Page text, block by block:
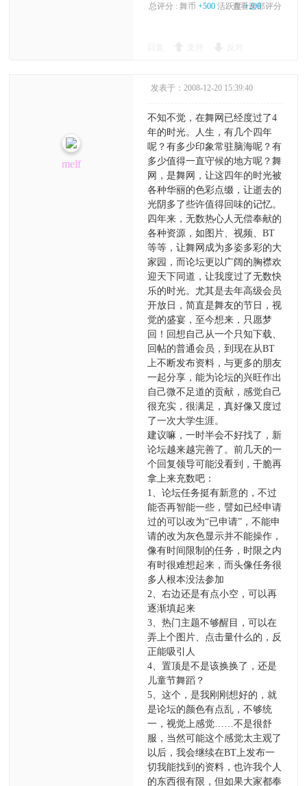
查看全部评分
总评分 :舞币+500 活跃度+200
melf
发表于：2008-12-20 15:39:40
不知不觉，在舞网已经度过了4
年的时光。人生，有几个四年
呢？有多少印象常驻脑海呢？有
多少值得一直守候的地方呢？舞
网，是舞网，让这四年的时光被
各种华丽的色彩点缀，让逝去的
光阴多了些许值得回味的记忆。
四年来，无数热心人无偿奉献的
各种资源，如图片、视频、BT
等等，让舞网成为多姿多彩的大
家园，而论坛更以广阔的胸襟欢
迎天下同道，让我度过了无数快
乐的时光。尤其是去年高级会员
开放日，简直是舞友的节日，视
觉的盛宴，至今想来，只愿梦
回！回想自己从一个只知下载、
回帖的普通会员，到现在从BT
上不断发布资料，与更多的朋友
一起分享，能为论坛的兴旺作出
自己微不足道的贡献，感觉自己
很充实，很满足，真好像又度过
了一次大学生涯。
建议嘛，一时半会不好找了，新
论坛越来越完善了。前几天的一
个回复领导可能没看到，干脆再
拿上来充数吧：
1、论坛任务挺有新意的，不过
能否再智能一些，譬如已经申请
过的可以改为“已申请”，不能申
请的改为灰色显示并不能操作，
像有时间限制的任务，时限之内
有时很难想起来，而头像任务很
多人根本没法参加
2、右边还是有点小空，可以再
逐渐填起来
3、热门主题不够醒目，可以在
弄上个图片、点击量什么的，反
正能吸引人
4、置顶是不是该换换了，还是
儿童节舞蹈？
5、这个，是我刚刚想好的，就
是论坛的颜色有点乱，不够统
一，视觉上感觉……不是很舒
服，当然可能这个感觉太主观了
以后，我会继续在BT上发布一
切我能找到的资料，也许我个人
的东西很有限，但如果大家都奉